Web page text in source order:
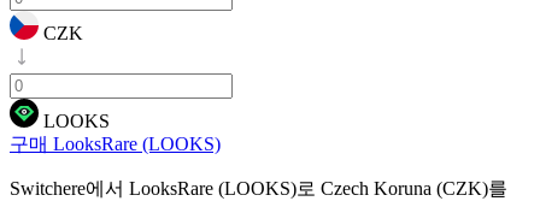
CZK
LOOKS
구매 LooksRare (LOOKS)
Switchere에서 LooksRare (LOOKS)로 Czech Koruna (CZK)를